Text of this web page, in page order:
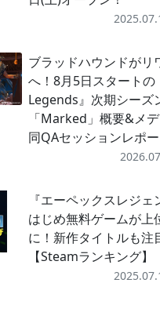
ブラッドハウンドがリ
へ！8月5日スタートの
Legends』次期シーズ
「Marked」概要&メ
同QAセッションレポー
『エーペックスレジェ
はじめ無料ゲームが上
に！新作タイトルも注
【Steamランキング】